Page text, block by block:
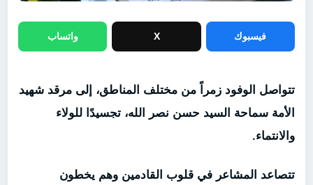
فيسبوك X واتساب
تتواصل الوفود زمراً من مختلف المناطق، إلى مرقد شهيد
الأمة سماحة السيد حسن نصر الله، تجسيدًا للولاء
والانتماء.
تتصاعد المشاعر في قلوب القادمين وهم يخطون